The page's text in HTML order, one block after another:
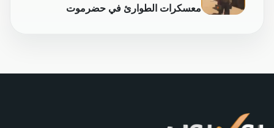
معسكرات الطوارئ في حضرموت